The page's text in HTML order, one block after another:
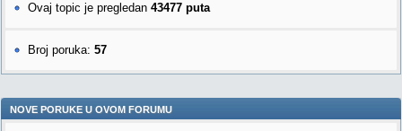
Ovaj topic je pregledan 43477 puta
Broj poruka: 57
NOVE PORUKE U OVOM FORUMU